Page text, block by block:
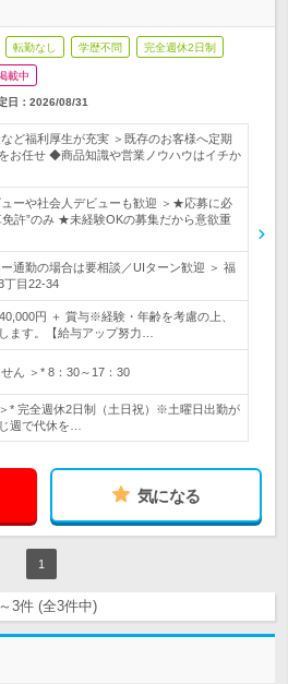
転勤なし 学歴不問 完全週休2日制
載中
日： 2026/08/31
ど福利厚生が充実 ＞既存のお客様へ定期
お任せ ◆商品知識や営業ノウハウはイチか
ューや社会人デビューも歓迎 ＞★応募に必
免許”のみ ★未経験OKの募集だから意欲重
通勤の場合は要相談／UIターン歓迎 ＞ 福
丁目22-34
円 ＋ 賞与※経験・年齢を考慮の上、
ます。【給与アップ努力…
ん ＞* 8：30～17：30
* 完全週休2日制（土日祝）※土曜日出勤が
週で代休を…
気になる
1
3件 (全3件中)